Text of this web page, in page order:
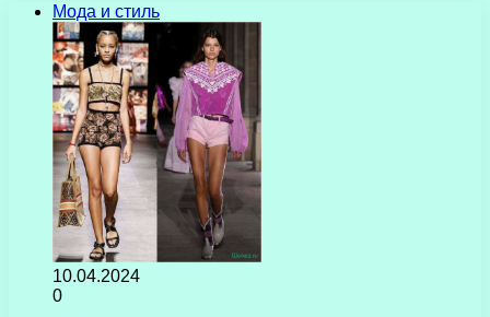
Мода и стиль
10.04.2024
0